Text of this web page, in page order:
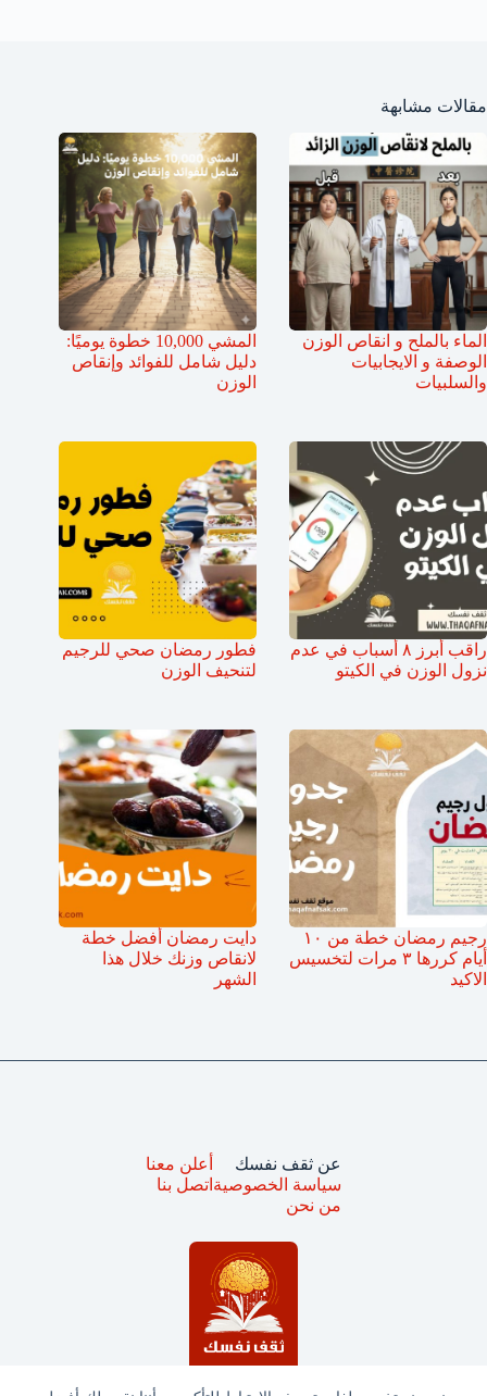
مقالات مشابهة
الماء بالملح و انقاص الوزن
الوصفة و الايجابيات
والسلبيات
المشي 10,000 خطوة يوميًا:
دليل شامل للفوائد وإنقاص
الوزن
راقب أبرز ٨ أسباب في عدم
نزول الوزن في الكيتو
فطور رمضان صحي للرجيم
لتنحيف الوزن
رجيم رمضان خطة من ١٠
أيام كررها ٣ مرات لتخسيس
الاكيد
دايت رمضان أفضل خطة
لانقاص وزنك خلال هذا
الشهر
عن ثقف نفسك
سياسة الخصوصية
من نحن
أعلن معنا
اتصل بنا